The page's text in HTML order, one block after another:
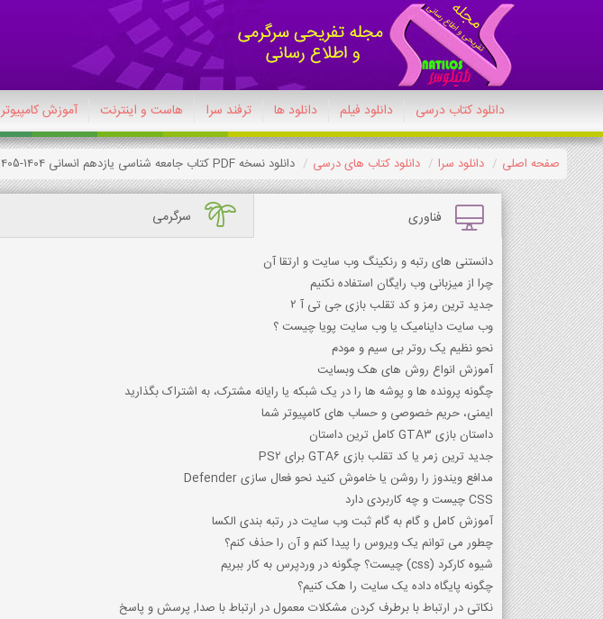
دانلود کتاب درسی دانلود فیلم دانلود ها ترفند سرا هاست و اینترنت آموزش کامپیوتر
صفحه اصلی دانلود سرا دانلود کتاب های درسی دانلود نسخه PDF کتاب جامعه شناسی یازدهم انسانی 1404-1405
فناوری سرگرمی
دانستنی های رتبه و رنکینگ وب سایت و ارتقا آن
چرا از میزبانی وب رایگان استفاده نکنیم
جدید ترین رمز و کد تقلب بازی جی تی آ 2
وب سایت داینامیک یا وب سایت پویا چیست ؟
نحو نظیم یک روتر بی سیم و مودم
آموزش انواع روش های هک وبسایت
چگونه پرونده ها و پوشه ها را در یک شبکه یا رایانه مشترک، به اشتراک بگذارید
ایمنی، حریم خصوصی و حساب های کامپیوتر شما
داستان بازی GTA3 کامل ترین داستان
جدید ترین زمر یا کد تقلب بازی GTA6 برای PS2
مدافع ویندوز را روشن یا خاموش کنید نحو فعال سازی Defender
CSS چیست و چه کاربردی دارد
آموزش کامل و گام به گام ثبت وب سایت در رتبه بندی الکسا
چطور می توانم یک ویروس را پیدا کنم و آن را حذف کنم؟
شیوه کارکرد (css) چیست؟ چگونه در وردپرس به کار ببریم
چگونه پایگاه داده یک سایت را هک کنیم؟
نکاتی در ارتباط با برطرف کردن مشکلات معمول در ارتباط با صدا, پرسش و پاسخ